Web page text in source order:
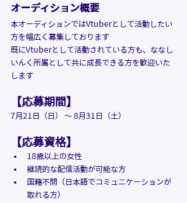
オーディション概要
本オーディションではVtuberとして活動したい
方を幅広く募集しております
既にVtuberとして活動されている方も、ななし
いんく所属として共に成長できる方を歓迎いた
します
【応募期間】
7月21日（日） 〜 8月31日（土）
【応募資格】
18歳以上の女性
継続的な配信活動が可能な方
国籍不問（日本語でコミュニケーションが
取れる方）